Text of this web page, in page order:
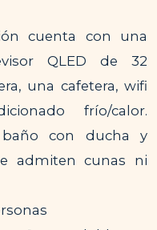
cuenta con una
QLED de 32
una cafetera, wifi
frío/calor.
con ducha y
admiten cunas ni